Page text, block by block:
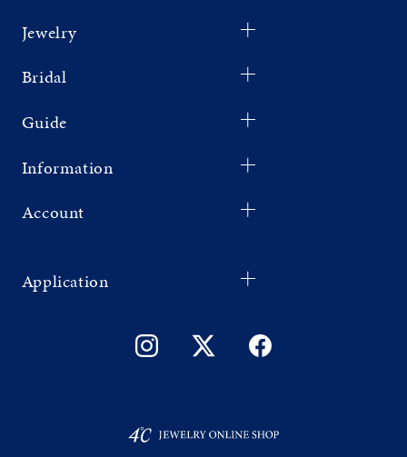
Jewelry
Bridal
Guide
Information
Account
Application